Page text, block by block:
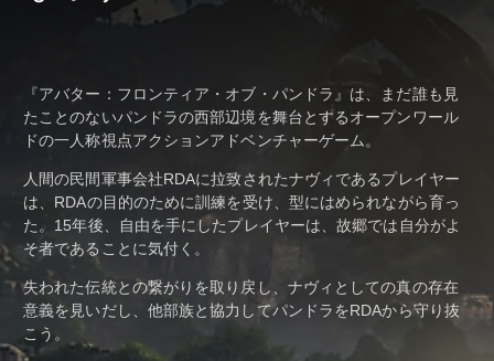
『アバター：フロンティア・オブ・パンドラ』は、まだ誰も見
たことのないパンドラの西部辺境を舞台とするオープンワール
ドの一人称視点アクションアドベンチャーゲーム。
人間の民間軍事会社RDAに拉致されたナヴィであるプレイヤー
は、RDAの目的のために訓練を受け、型にはめられながら育っ
た。15年後、自由を手にしたプレイヤーは、故郷では自分がよ
そ者であることに気付く。
失われた伝統との繋がりを取り戻し、ナヴィとしての真の存在
意義を見いだし、他部族と協力してパンドラをRDAから守り抜
こう。